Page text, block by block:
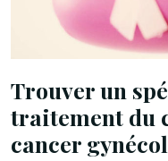
Trouver un
traitement du
cancer